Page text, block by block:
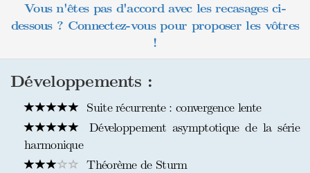
Vous n'êtes pas d'accord avec les recasages ci-
dessous ? Connectez-vous pour proposer les vôtres
!
Développements :
Suite récurrente : convergence lente
Développement asymptotique de la série
harmonique
Théorème de Sturm